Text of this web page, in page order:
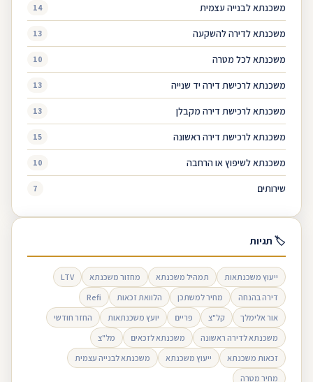
משכנתא לבנייה עצמית 14
משכנתא לדירה להשקעה 13
משכנתא לכל מטרה 10
משכנתא לרכישת דירה יד שנייה 13
משכנתא לרכישת דירה מקבלן 13
משכנתא לרכישת דירה ראשונה 15
משכנתא לשיפוץ או הרחבה 10
שירותים 7
🏷 תגיות
ייעוץ משכנתאות תמהיל משכנתא מחזור משכנתא
LTV
דירה בהנחה
מחיר למשתכן הלוואת זכאות
Refi
אור אלימלך
קל"צ פריים יועץ משכנתאות
החזר חודשי
משכנתא לדירה ראשונה
משכנתא לזכאים
מל"צ
זכאות משכנתא
ייעוץ משכנתא
משכנתא לבנייה עצמית
מחיר מטרה